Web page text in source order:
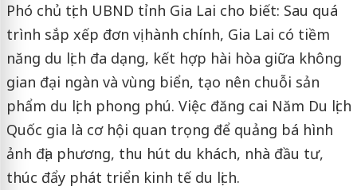
Phó chủ tịch UBND tỉnh Gia Lai cho biết: Sau quá
trình sắp xếp đơn vị hành chính, Gia Lai có tiềm
năng du lịch đa dạng, kết hợp hài hòa giữa không
gian đại ngàn và vùng biển, tạo nên chuỗi sản
phẩm du lịch phong phú. Việc đăng cai Năm Du lịch
Quốc gia là cơ hội quan trọng để quảng bá hình
ảnh địa phương, thu hút du khách, nhà đầu tư,
thúc đẩy phát triển kinh tế du lịch.